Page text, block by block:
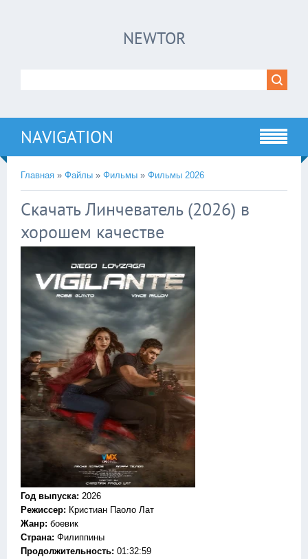
NEWTOR
NAVIGATION
Главная » Файлы » Фильмы » Фильмы 2026
Скачать Линчеватель (2026) в
хорошем качестве
Год выпуска: 2026
Режиссер: Кристиан Паоло Лат
Жанр: боевик
Страна: Филиппины
Продолжительность: 01:32:59
!!!Если Вы с телефона сперва нажмите на